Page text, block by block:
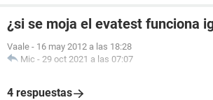
¿si se moja el evatest funciona
Vaale - 16 may 2012 a las 18:28
Mic - 29 oct 2021 a las 07:07
4 respuestas